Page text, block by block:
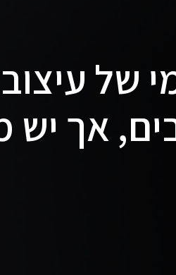
של
אך יש